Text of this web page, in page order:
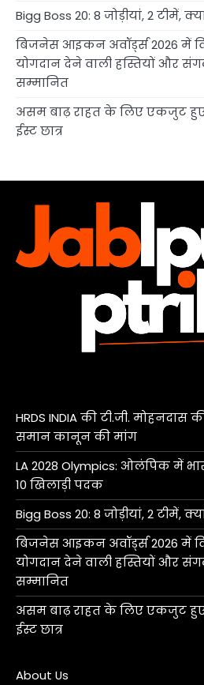
Bigg Boss 20: 8 जोड़ीयां, 2 टीमें,
बिजनेस आइकन अवॉर्ड्स 2026 में
योगदान देने वाली हस्तियों और
सम्मानित
असम बाढ़ राहत के लिए एकजुट हुए
ईस्ट छात्र
HRDS INDIA की टी.जी. मोहनदास
समान कानून की मांग
LA 2028 Olympics: ओलंपिक में
10 खिलाड़ी पदक
Bigg Boss 20: 8 जोड़ीयां, 2 टीमें,
बिजनेस आइकन अवॉर्ड्स 2026 में
योगदान देने वाली हस्तियों और
सम्मानित
असम बाढ़ राहत के लिए एकजुट हुए
ईस्ट छात्र
About Us